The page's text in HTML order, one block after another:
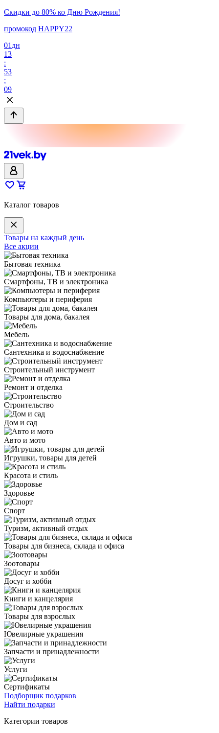
Скидки до 80% ко Дню Рождения!
промокод HAPPY22
01 дн
13
:
53
:
09
Каталог товаров
Товары на каждый день
Все акции
Бытовая техника
Смартфоны, ТВ и электроника
Компьютеры и периферия
Товары для дома, бакалея
Мебель
Сантехника и водоснабжение
Строительный инструмент
Ремонт и отделка
Строительство
Дом и сад
Авто и мото
Игрушки, товары для детей
Красота и стиль
Здоровье
Спорт
Туризм, активный отдых
Товары для бизнеса, склада и офиса
Зоотовары
Досуг и хобби
Книги и канцелярия
Товары для взрослых
Ювелирные украшения
Запчасти и принадлежности
Услуги
Сертификаты
Подборщик подарков
Найти подарки
Категории товаров